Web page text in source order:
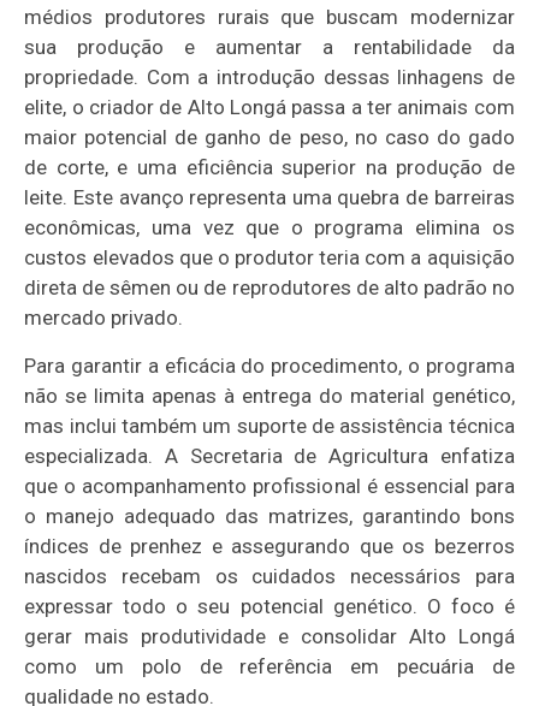
médios produtores rurais que buscam modernizar
sua produção e aumentar a rentabilidade da
propriedade. Com a introdução dessas linhagens de
elite, o criador de Alto Longá passa a ter animais com
maior potencial de ganho de peso, no caso do gado
de corte, e uma eficiência superior na produção de
leite. Este avanço representa uma quebra de barreiras
econômicas, uma vez que o programa elimina os
custos elevados que o produtor teria com a aquisição
direta de sêmen ou de reprodutores de alto padrão no
mercado privado.
Para garantir a eficácia do procedimento, o programa
não se limita apenas à entrega do material genético,
mas inclui também um suporte de assistência técnica
especializada. A Secretaria de Agricultura enfatiza
que o acompanhamento profissional é essencial para
o manejo adequado das matrizes, garantindo bons
índices de prenhez e assegurando que os bezerros
nascidos recebam os cuidados necessários para
expressar todo o seu potencial genético. O foco é
gerar mais produtividade e consolidar Alto Longá
como um polo de referência em pecuária de
qualidade no estado.